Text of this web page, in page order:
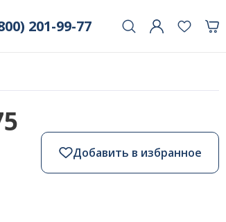
201-99-77
Добавить в избранное